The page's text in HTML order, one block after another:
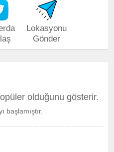
Lokasyonu
Gönder
olduğunu gösterir.
başlamıştır.